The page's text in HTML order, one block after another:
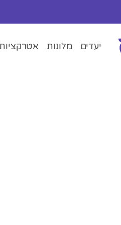
יעדים מלונות